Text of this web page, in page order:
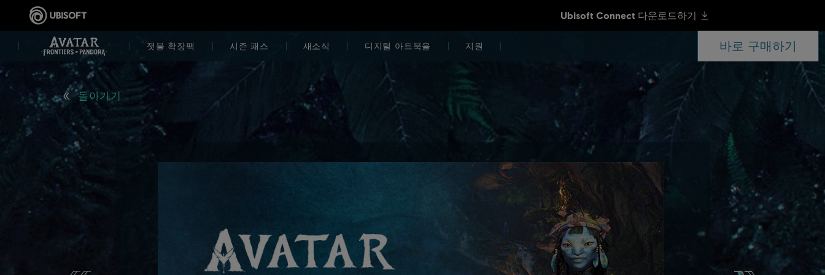
잿불 확장팩 시즌 패스 새소식 디지털 아트북을 지원 바로 구매하기
돌아가기